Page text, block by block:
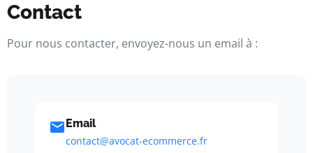
Contact
Pour nous contacter, envoyez-nous un email à :
Email
contact@avocat-ecommerce.fr